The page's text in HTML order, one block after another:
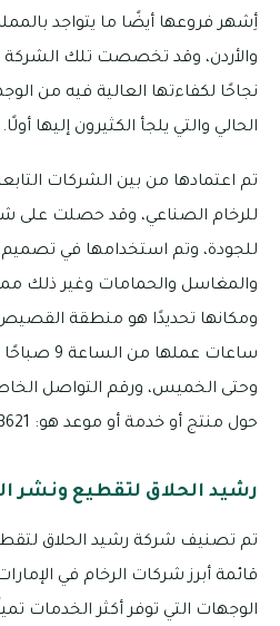
أِشهر فروعها أيضًا ما يتواجد
والأردن، وقد تخصصت تلك الشركة
نجاحًا لكفاءتها العالية فيه من
الحالي والتي يلجأ الكثيرون إليها أولًا.
تم اعتمادها من بين الشركات
للرخام الصناعي، وقد حصلت على
للجودة، وتم استخدامها في تصميم
والمغاسل والحمامات وغير ذلك مما
ومكانها تحديدًا هو منطقة القصيص
وحتى الخميس، ورقم التواصل
حول منتج أو خدمة أو موعد هو: 3621 251 04
رشيد الحلاق لتقطيع ونشر
تم تصنيف شركة رشيد الحلاق
قائمة أبرز شركات الرخام في